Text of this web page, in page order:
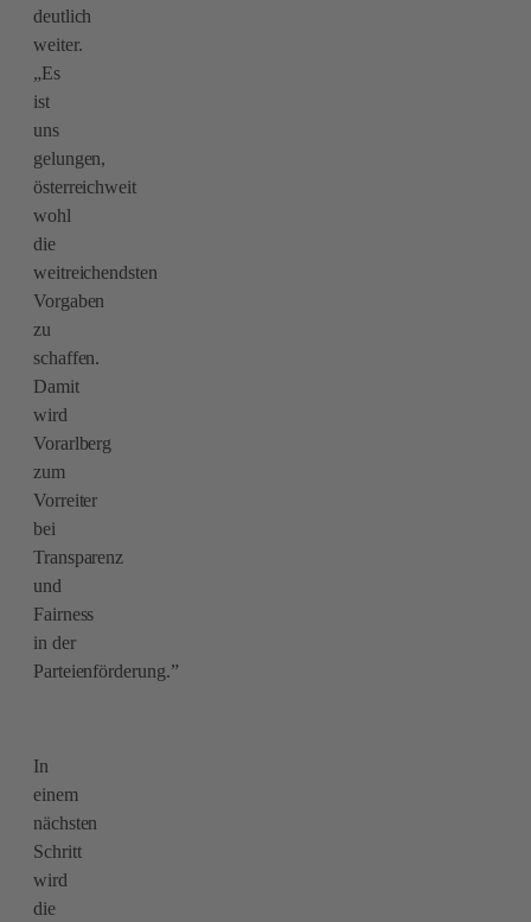
deutlich
weiter.
„Es
ist
uns
gelungen,
österreichweit
wohl
die
weitreichendsten
Vorgaben
zu
schaffen.
Damit
wird
Vorarlberg
zum
Vorreiter
bei
Transparenz
und
Fairness
in der
Parteienförderung.”
In
einem
nächsten
Schritt
wird
die